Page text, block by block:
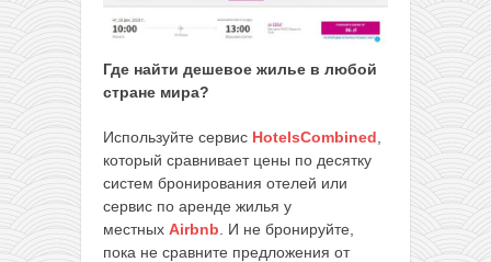
Где найти дешевое жилье в любой
стране мира?
Используйте сервис HotelsCombined
который сравнивает цены по десятку
систем бронирования отелей или
сервис по аренде жилья у
местных Airbnb . И не бронируйте,
пока не сравните предложения от